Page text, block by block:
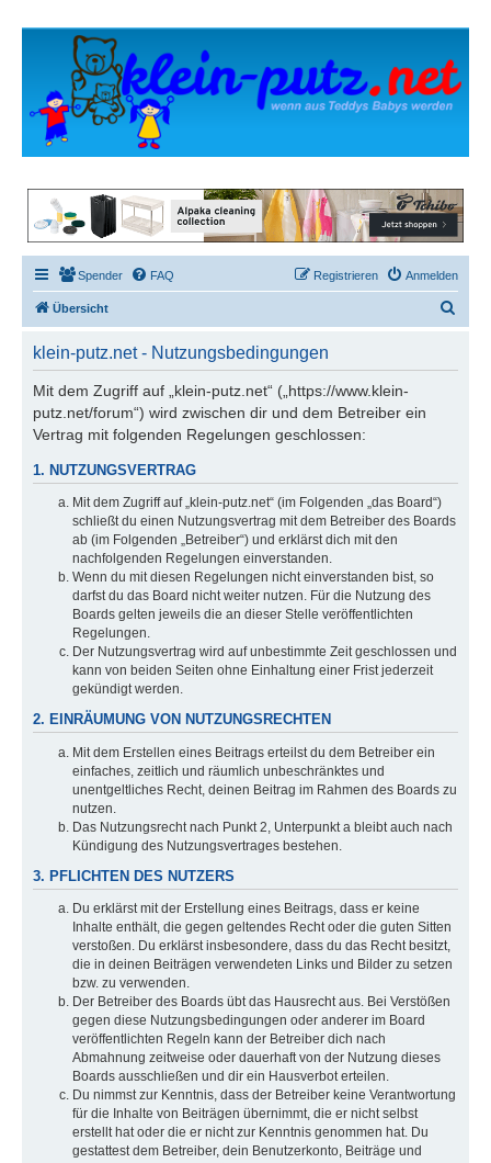
Spender FAQ Anmelden
Registrieren
Übersicht
klein-putz.net - Nutzungsbedingungen
Mit dem Zugriff auf „klein-putz.net“ („https://www.klein-
putz.net/forum“) wird zwischen dir und dem Betreiber ein
Vertrag mit folgenden Regelungen geschlossen:
1. NUTZUNGSVERTRAG
Mit dem Zugriff auf „klein-putz.net“ (im Folgenden „das Board“)
schließt du einen Nutzungsvertrag mit dem Betreiber des Boards
ab (im Folgenden „Betreiber“) und erklärst dich mit den
nachfolgenden Regelungen einverstanden.
Wenn du mit diesen Regelungen nicht einverstanden bist, so
darfst du das Board nicht weiter nutzen. Für die Nutzung des
Boards gelten jeweils die an dieser Stelle veröffentlichten
Regelungen.
Der Nutzungsvertrag wird auf unbestimmte Zeit geschlossen und
kann von beiden Seiten ohne Einhaltung einer Frist jederzeit
gekündigt werden.
2. EINRÄUMUNG VON NUTZUNGSRECHTEN
Mit dem Erstellen eines Beitrags erteilst du dem Betreiber ein
einfaches, zeitlich und räumlich unbeschränktes und
unentgeltliches Recht, deinen Beitrag im Rahmen des Boards zu
nutzen.
Das Nutzungsrecht nach Punkt 2, Unterpunkt a bleibt auch nach
Kündigung des Nutzungsvertrages bestehen.
3. PFLICHTEN DES NUTZERS
Du erklärst mit der Erstellung eines Beitrags, dass er keine
Inhalte enthält, die gegen geltendes Recht oder die guten Sitten
verstoßen. Du erklärst insbesondere, dass du das Recht besitzt,
die in deinen Beiträgen verwendeten Links und Bilder zu setzen
bzw. zu verwenden.
Der Betreiber des Boards übt das Hausrecht aus. Bei Verstößen
gegen diese Nutzungsbedingungen oder anderer im Board
veröffentlichten Regeln kann der Betreiber dich nach
Abmahnung zeitweise oder dauerhaft von der Nutzung dieses
Boards ausschließen und dir ein Hausverbot erteilen.
Du nimmst zur Kenntnis, dass der Betreiber keine Verantwortung
für die Inhalte von Beiträgen übernimmt, die er nicht selbst
erstellt hat oder die er nicht zur Kenntnis genommen hat. Du
gestattest dem Betreiber, dein Benutzerkonto, Beiträge und